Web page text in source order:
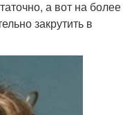
а вот на более
закрутить в